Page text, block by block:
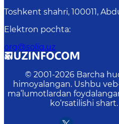
Toshkent shahri, 100011,
Elektron pochta:
org@soliq.uz
© 2001-2026 Barcha
himoyalangan. Ushbu
ma’lumotlardan
ko‘rsatilishi shart.